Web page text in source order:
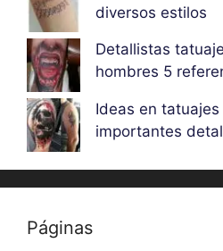
diversos estilos
Detallistas
hombres 5
Ideas en
importantes
Páginas